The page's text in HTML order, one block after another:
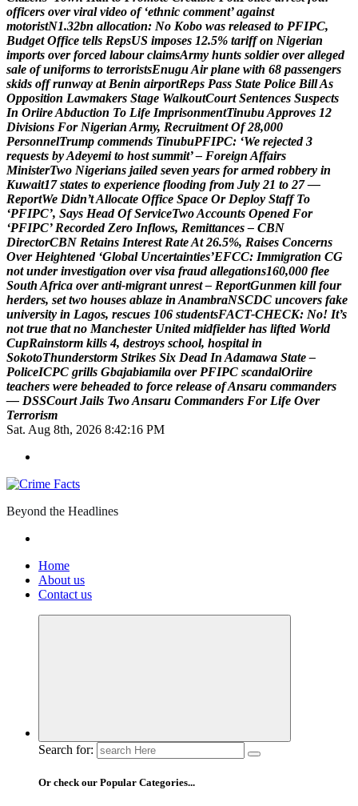
officers over viral video of ‘ethnic comment’ against
motoristN1.32bn allocation: No Kobo was released to PFIPC,
Budget Office tells RepsUS imposes 12.5% tariff on Nigerian
imports over forced labour claimsArmy hunts soldier over alleged
sale of uniforms to terroristsEnuguAir plane with 68 passengers
skids off runway at Benin airportReps Pass State Police BillAs
Opposition Lawmakers Stage WalkoutCourt Sentences Suspects
In OriireAbduction To Life ImprisonmentTinubuApproves 12
Divisions For Nigerian Army, Recruitment Of 28,000
PersonnelTrump commends TinubuPFIPC: ‘We rejected 3
requests byAdeyemi to host summit’ – Foreign Affairs
MinisterTwo Nigerians jailed seven years for armed robbery in
Kuwait17 states to experience flooding from July 21 to 27 —
ReportWe Didn’tAllocate Office Space Or Deploy Staff To
‘PFIPC’, Says Head Of ServiceTwoAccounts Opened For
‘PFIPC’ Recorded Zero Inflows, Remittances – CBN
DirectorCBN Retains Interest RateAt 26.5%, Raises Concerns
Over Heightened ‘Global Uncertainties’EFCC: Immigration CG
not under investigation over visa fraud allegations160,000 flee
South Africa over anti-migrant unrest – ReportGunmen kill four
herders, set two houses ablaze in AnambraNSCDC uncovers fake
university in Lagos, rescues 106 studentsFACT-CHECK: No! It’s
not true that no Manchester United midfielder has lifted World
CupRainstorm kills 4, destroys school, hospital in
SokotoThunderstorm Strikes Six Dead In Adamawa State –
PoliceICPC grills Gbajabiamila over PFIPC scandalOriire
teachers were beheaded to force release ofAnsaru commanders
— DSSCourt Jails TwoAnsaru Commanders For Life Over
Terrorism
Sat. Aug 8th, 2026 8:42:17 PM
Beyond the Headlines
Home
About us
Contact us
Search for:
Or check our Popular Categories...